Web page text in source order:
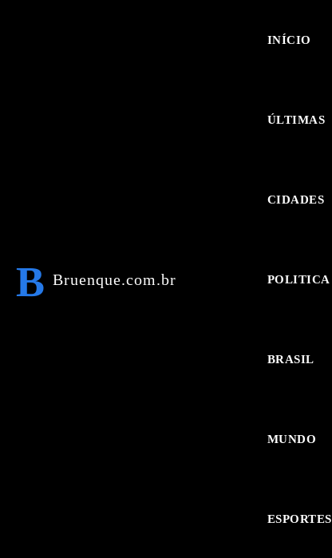
B Bruenque.com.br
INÍCIO
ÚLTIMAS
CIDADES
POLITICA
BRASIL
MUNDO
ESPORTES